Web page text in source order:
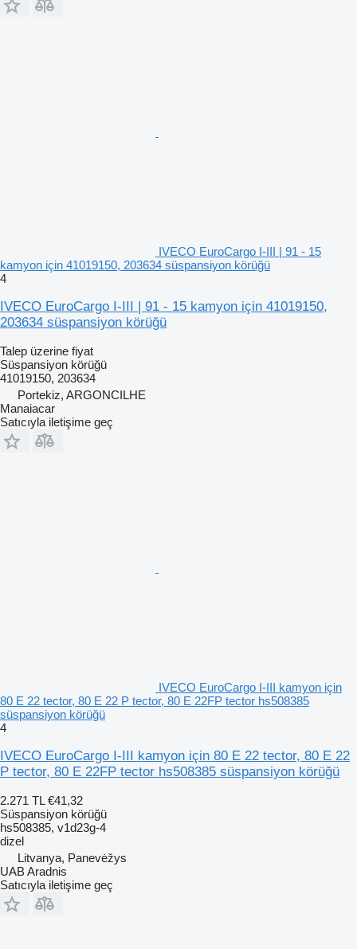
IVECO EuroCargo I-III | 91 - 15
kamyon için 41019150, 203634 süspansiyon körüğü
4
IVECO EuroCargo I-III | 91 - 15 kamyon için 41019150,
203634 süspansiyon körüğü
Talep üzerine fiyat
Süspansiyon körüğü
41019150, 203634
Portekiz, ARGONCILHE
Manaiacar
Satıcıyla iletişime geç
IVECO EuroCargo I-III kamyon için
80 E 22 tector, 80 E 22 P tector, 80 E 22FP tector hs508385
süspansiyon körüğü
4
IVECO EuroCargo I-III kamyon için 80 E 22 tector, 80 E 22
P tector, 80 E 22FP tector hs508385 süspansiyon körüğü
2.271 TL €41,32
Süspansiyon körüğü
hs508385, v1d23g-4
dizel
Litvanya, Panevėžys
UAB Aradnis
Satıcıyla iletişime geç